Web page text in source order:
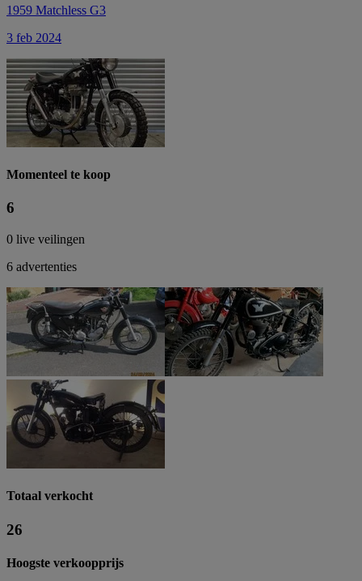
1959 Matchless G3
3 feb 2024
Momenteel te koop
6
0 live veilingen
6 advertenties
Totaal verkocht
26
Hoogste verkoopprijs